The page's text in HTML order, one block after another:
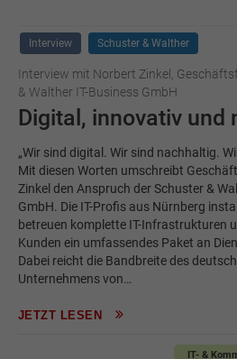
Interview Schuster & Walther
Interview mit Norbert Zinkel,
& Walther IT-Business GmbH
Digital, innovativ und
„Wir sind digital. Wir sind nachhaltig.
Mit diesen Worten umschreibt
Zinkel den Anspruch der Schuster &
GmbH. Die IT-Profis aus Nürnberg
betreuen komplette IT-Infrastrukturen
Kunden ein umfassendes Paket an
Dabei reicht die Bandbreite des
Unternehmens von…
JETZT LESEN
IT- &